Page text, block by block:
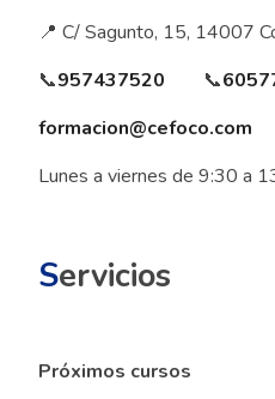
📍 C/ Sagunto, 15, 14007
📞957437520 📞
formacion@cefoco.com
Lunes a viernes de 9:30 a
Servicios
Próximos cursos